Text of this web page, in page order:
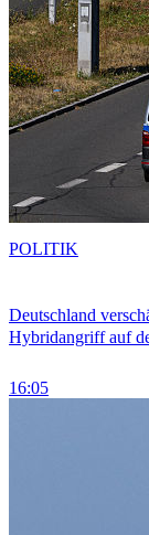
Deutschland
Hybridangriff auf
16:05
POLITIK